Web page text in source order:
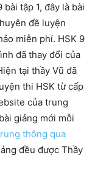
tập 1, đây là bài
đề luyện
miễn phí. HSK 9
đã thay đổi của
tại thầy Vũ đã
thi HSK từ cấp
của trung
giảng mới mỗi
thông qua
đều được Thầy